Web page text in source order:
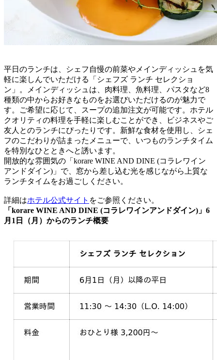
平日のランチは、シェフ自慢の前菜やメインディッシュを気
軽に楽しんでいただける「シェフズ ランチ セレクショ
ン」。メインディッシュは、肉料理、魚料理、パスタなど8
種類の中からお好きなものをお選びいただけるのが魅力で
す。ご希望に応じて、スープの追加注文が可能です。ホテル
クオリティの料理を手軽に楽しむことができ、ビジネスやご
友人とのランチにぴったりです。新鮮な食材を使用し、シェ
フのこだわりが詰まったメニューで、いつものランチタイム
を特別なひとときへと誘います。
開放的な雰囲気の「korare WINE AND DINE (コラレワイン
アンドダイン)」で、窓から差し込む光を感じながら上質な
ランチタイムをお過ごしください。
詳細はホテル公式サイト をご参照ください。
「korare WINE AND DINE (コラレワインアンドダイン)」 6
月1日（月）からのランチ概要